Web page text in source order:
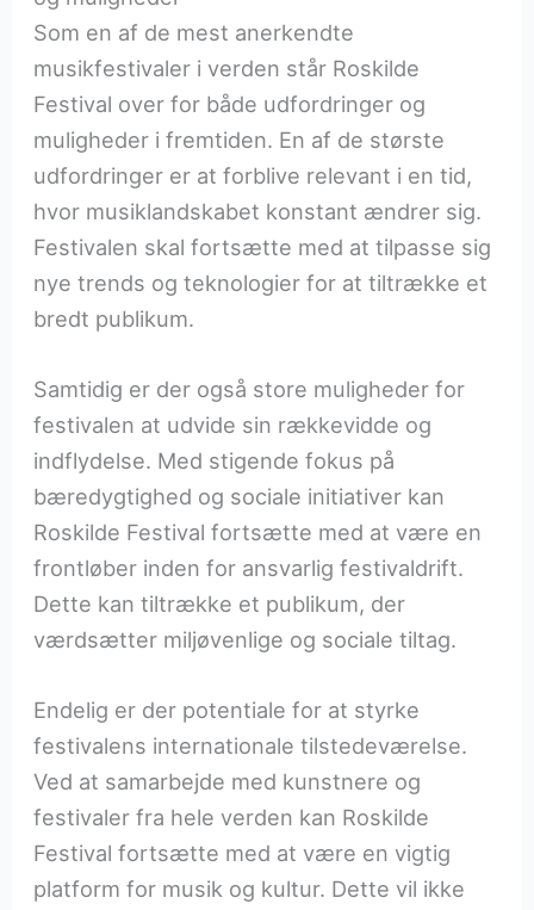
Som en af de mest anerkendte
musikfestivaler i verden står Roskilde
Festival over for både udfordringer og
muligheder i fremtiden. En af de største
udfordringer er at forblive relevant i en tid,
hvor musiklandskabet konstant ændrer sig.
Festivalen skal fortsætte med at tilpasse sig
nye trends og teknologier for at tiltrække et
bredt publikum.
Samtidig er der også store muligheder for
festivalen at udvide sin rækkevidde og
indflydelse. Med stigende fokus på
bæredygtighed og sociale initiativer kan
Roskilde Festival fortsætte med at være en
frontløber inden for ansvarlig festivaldrift.
Dette kan tiltrække et publikum, der
værdsætter miljøvenlige og sociale tiltag.
Endelig er der potentiale for at styrke
festivalens internationale tilstedeværelse.
Ved at samarbejde med kunstnere og
festivaler fra hele verden kan Roskilde
Festival fortsætte med at være en vigtig
platform for musik og kultur. Dette vil ikke